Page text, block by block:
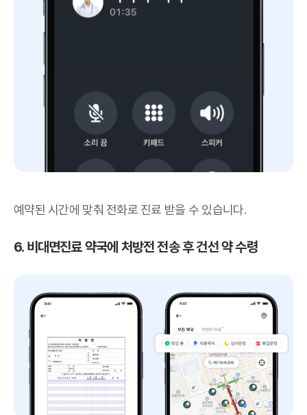
예약된 시간에 맞춰 전화로 진료 받을 수 있습니다.
6. 비대면진료 약국에 처방전 전송 후건선약 수령